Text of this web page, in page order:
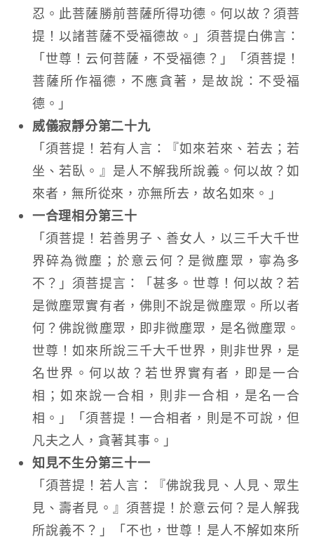
忍。此菩薩勝前菩薩所得功德。何以故？須菩
提！以諸菩薩不受福德故。」須菩提白佛言：
「世尊！云何菩薩，不受福德？」「須菩提！
菩薩所作福德，不應貪著，是故說：不受福
德。」
威儀寂靜分第二十九
「須菩提！若有人言：『如來若來、若去；若
坐、若臥。』是人不解我所說義。何以故？如
來者，無所從來，亦無所去，故名如來。」
一合理相分第三十
「須菩提！若善男子、善女人，以三千大千世
界碎為微塵；於意云何？是微塵眾，寧為多
不？」須菩提言：「甚多。世尊！何以故？若
是微塵眾實有者，佛則不說是微塵眾。所以者
何？佛說微塵眾，即非微塵眾，是名微塵眾。
世尊！如來所說三千大千世界，則非世界，是
名世界。何以故？若世界實有者，即是一合
相；如來說一合相，則非一合相，是名一合
相。」「須菩提！一合相者，則是不可說，但
凡夫之人，貪著其事。」
知見不生分第三十一
「須菩提！若人言：『佛說我見、人見、眾生
見、壽者見。』須菩提！於意云何？是人解我
所說義不？」「不也，世尊！是人不解如來所